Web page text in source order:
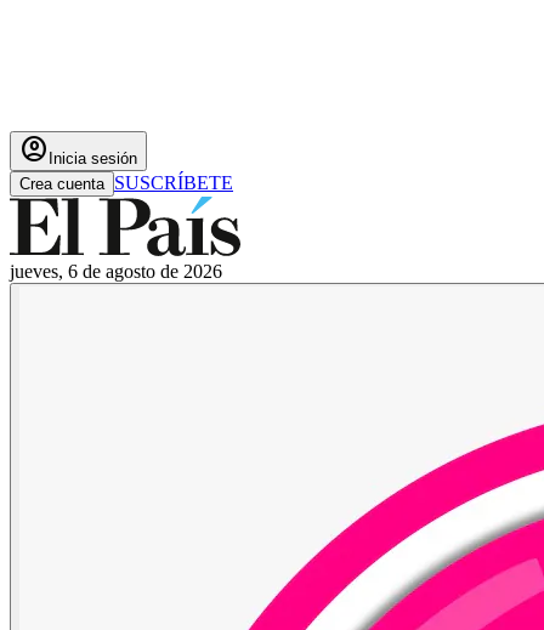
account_circle Inicia sesión
Crea cuenta SUSCRÍBETE
jueves, 6 de agosto de 2026